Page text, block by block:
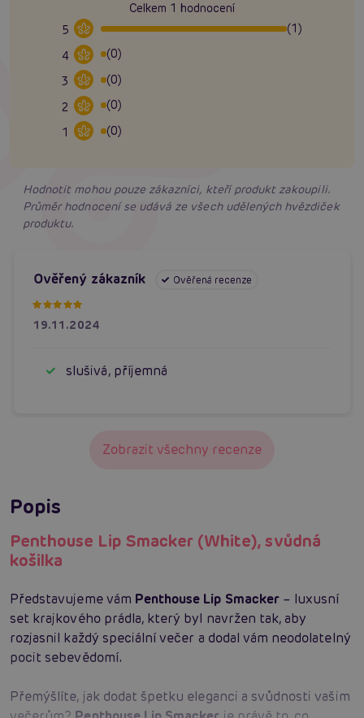
Celkem 1 hodnocení
5
(1)
4
(0)
3
(0)
2
(0)
1
(0)
Hodnotit mohou pouze zákazníci, kteří produkt zakoupili.
Průměr hodnocení se udává ze všech udělených hvězdiček
produktu.
Ověřený zákazník Ověřená recenze
19.11.2024
slušivá, příjemná
Zobrazit všechny recenze
Popis
Penthouse Lip Smacker (White), svůdná
košilka
Představujeme vám Penthouse Lip Smacker– luxusní
set krajkového prádla, který byl navržen tak, aby
rozjasnil každý speciální večer a dodal vám neodolatelný
pocit sebevědomí.
Přemýšlíte, jak dodat špetku eleganci a svůdnosti vašim